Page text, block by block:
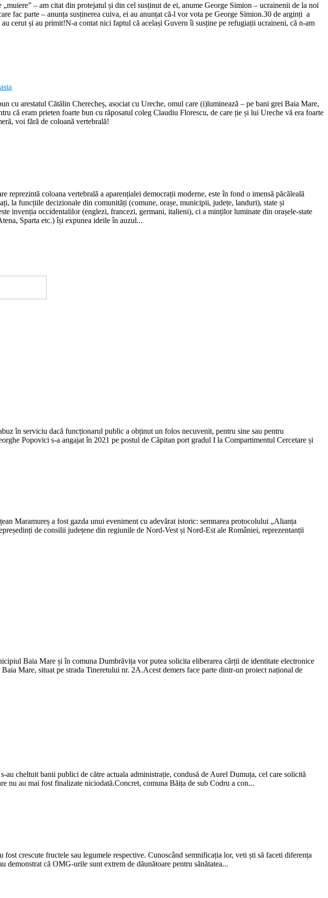
– am citat din protejatul și din cel susținut de ei, anume George Simion – ucrainenii de la noi
fac parte – anunța susținerea cuiva, ei au anunțat că-l vor vota pe George Simion.30 de arginți a
cerut și au primit!N-a contat nici faptul că același Guvern îi susține pe refugiații ucraineni, că n-am
arestatul Cătălin Cherecheș, asociat cu Ureche, omul care (i)luminează – pe bani grei Baia Mare,
că eram prieten foarte bun cu răposatul coleg Claudiu Florescu, de care ție și lui Ureche vă era foarte
voi fără de coloană vertebrală!
coloana vertebrală a aparențialei democrații moderne, este în fond o imensă păcăleală
la funcțiile decizionale din comunități (comune, orașe, municipii, județe, landuri), state și
invenția occidentalilor (englezi, francezi, germani, italieni), ci a minților luminate din orașele-state
Sparta etc.) își expunea ideile în auzul...
în serviciu dacă funcționarul public a obținut un folos necuvenit, pentru sine sau pentru
Popovici s-a angajat în 2021 pe postul de Căpitan port gradul I la Compartimentul Cercetare și
Maramureș a fost gazda unui eveniment cu adevărat istoric: semnarea protocolului „Alianța
de consilii județene din regiunile de Nord-Vest și Nord-Est ale României, reprezentanții
Baia Mare și în comuna Dumbrăvița vor putea solicita eliberarea cărții de identitate electronice
Mare, situat pe strada Tineretului nr. 2A.Acest demers face parte dintr-un proiect național de
cheltuit banii publici de către actuala administrație, condusă de Aurel Dumuța, cel care solicită
nu au mai fost finalizate niciodată.Concret, comuna Băița de sub Codru a con...
crescute fructele sau legumele respective. Cunoscând semnificația lor, veti ști să faceti diferența
că OMG-urile sunt extrem de dăunătoare pentru sănătatea...